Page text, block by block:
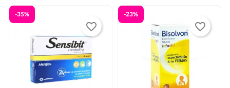
-35%
favorite_border
-23%
favorite_border